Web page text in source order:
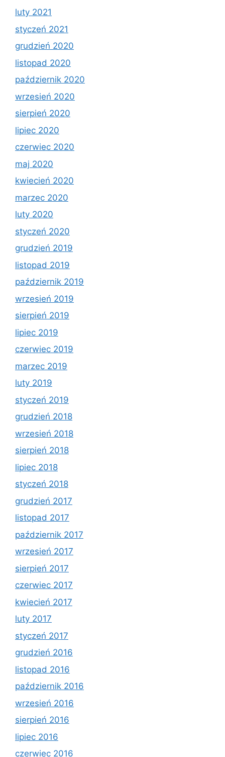
luty 2021
styczeń 2021
grudzień 2020
listopad 2020
październik 2020
wrzesień 2020
sierpień 2020
lipiec 2020
czerwiec 2020
maj 2020
kwiecień 2020
marzec 2020
luty 2020
styczeń 2020
grudzień 2019
listopad 2019
październik 2019
wrzesień 2019
sierpień 2019
lipiec 2019
czerwiec 2019
marzec 2019
luty 2019
styczeń 2019
grudzień 2018
wrzesień 2018
sierpień 2018
lipiec 2018
styczeń 2018
grudzień 2017
listopad 2017
październik 2017
wrzesień 2017
sierpień 2017
czerwiec 2017
kwiecień 2017
luty 2017
styczeń 2017
grudzień 2016
listopad 2016
październik 2016
wrzesień 2016
sierpień 2016
lipiec 2016
czerwiec 2016